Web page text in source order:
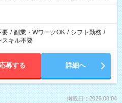
があります
要 / 副業・WワークOK / シフト勤務 /
スキル不要
応募する 詳細へ
掲載日：2026.08.04